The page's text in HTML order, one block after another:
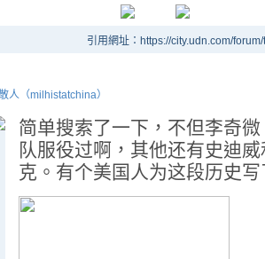
引用網址：https://city.udn.com/
人（milhistatchina）
简单搜索了一下，不但李奇
队服役过啊，其他还有史迪
克。有个美国人为这段历史